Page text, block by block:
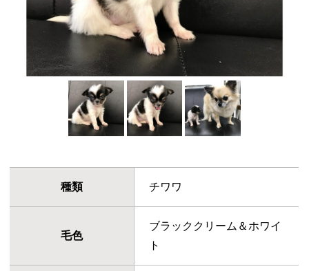
種類 チワワ
毛色
ブラッククリーム＆ホワイ
ト